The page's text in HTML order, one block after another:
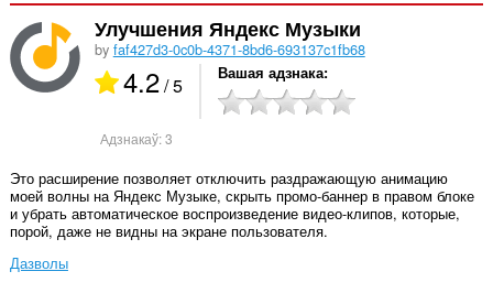
Улучшения Яндекс Музыки
by faf427d3-0c0b-4371-8bd6-693137c1fb68
4.2/ 5 Вашая адзнака
Адзнакаў:3
Это расширение позволяет отключить раздражающую анимацию
моей волны на Яндекс Музыке, скрыть промо-баннер в правом блоке
и убрать автоматическое воспроизведение видео-клипов, которые,
порой, даже не видны на экране пользователя.
Дазволы